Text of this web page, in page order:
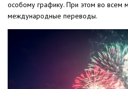
особому графику. При этом во всем
международные переводы.